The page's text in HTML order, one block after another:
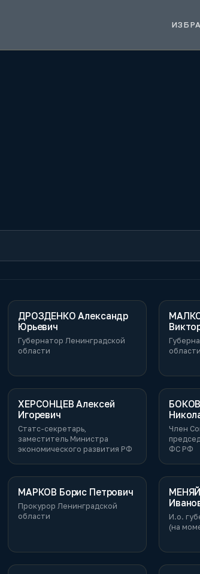
ДРОЗДЕНКО Александр
Юрьевич
Губернатор Ленинградской
области
области
ХЕРСОНЦЕВ Алексей
Игоревич
Статс-секретарь,
заместитель Министра
экономического развития РФ
Член
ФС РФ
МАРКОВ Борис Петрович
Прокурор Ленинградской
области
И.о.
(на